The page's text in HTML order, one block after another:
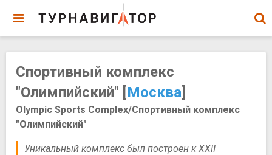
Спортивный комплекс
"Олимпийский" [Москва]
Olympic Sports Complex/Спортивный комплекс
"Олимпийский"
Уникальный комплекс был построен к XXII